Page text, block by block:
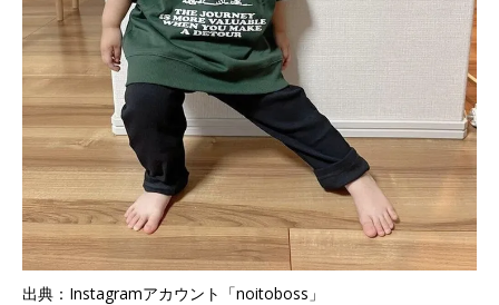
出典：Instagramアカウント「noitoboss」